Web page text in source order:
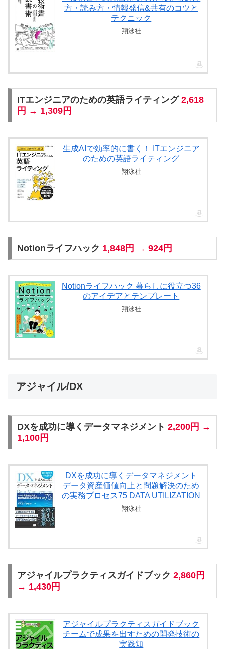
方・読み方・情報発信&共有のコツと
テクニック
翔泳社
ITエンジニアのための英語ライティング 2,618
円 → 1,309円
生成AIで効率的に書く！ ITエンジニア
のための英語ライティング
翔泳社
Notionライフハック 1,848円 → 924円
Notionライフハック 暮らしに役立つ36
のアイデアとテンプレート
翔泳社
アジャイル/DX
DXを成功に導くデータマネジメント 2,200円 →
1,100円
DXを成功に導くデータマネジメント
データ資産価値向上と問題解決のため
の実務プロセス75 DATA UTILIZATION
翔泳社
アジャイルプラクティスガイドブック 2,860円
→ 1,430円
アジャイルプラクティスガイドブック
チームで成果を出すための開発技術の
実践知